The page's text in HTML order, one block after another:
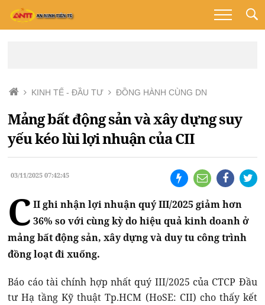
KINH TẾ - ĐẦU TƯ ĐỒNG HÀNH CÙNG DN
Mảng bất động sản và xây dựng suy
yếu kéo lùi lợi nhuận của CII
03/11/2025 07:42:45
C II ghi nhận lợi nhuận quý III/2025 giảm hơn
36% so với cùng kỳ do hiệu quả kinh doanh ở
mảng bất động sản, xây dựng và duy tu công trình
đồng loạt đi xuống.
Báo cáo tài chính hợp nhất quý III/2025 của CTCP Đầu
tư Hạ tầng Kỹ thuật Tp.HCM (HoSE: CII) cho thấy kết